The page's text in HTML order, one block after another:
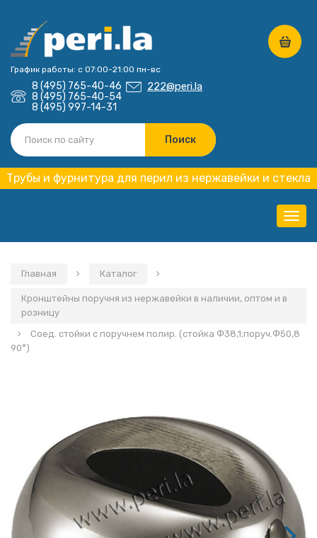
График работы: с 07:00-21:00 пн-вс
8 (495) 765-40-46
8 (495) 765-40-54
8 (495) 997-14-31
222@peri.la
Трубы и фурнитура для перил из нержавейки и стекла
Главная Каталог
Кронштейны поручня из нержавейки в наличии, оптом и в
розницу
Соед. стойки с поручнем полир. (стойка Ф38,1;поруч.Ф50,8
90°)